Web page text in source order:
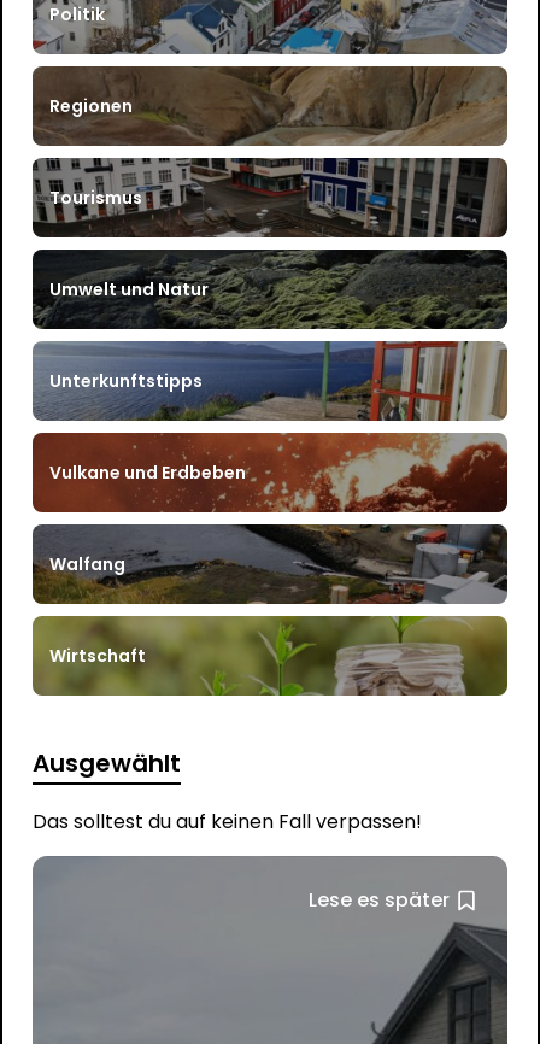
Politik
Regionen
Tourismus
Umwelt und Natur
Unterkunftstipps
Vulkane und Erdbeben
Walfang
Wirtschaft
Ausgewählt
Das solltest du auf keinen Fall verpassen!
Lese es später